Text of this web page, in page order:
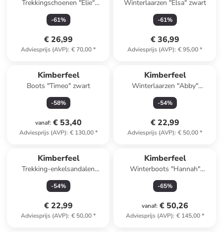
Trekkingschoenen "Elie"
beige/oranje
-61%
€ 26,99
Adviesprijs (AVP): € 70,00*
Winterlaarzen "Elsa" zwart
-61%
€ 36,99
Adviesprijs (AVP): € 95,00*
Kimberfeel
Boots "Timeo" zwart
-58%
vanaf: € 53,40
Adviesprijs (AVP): € 130,00*
Kimberfeel
Winterlaarzen "Abby"
grijs/donkerblauw
-54%
€ 22,99
Adviesprijs (AVP): € 50,00*
Kimberfeel
Trekking-enkelsandalen
"Resort" lichtroze
-54%
€ 22,99
Adviesprijs (AVP): € 50,00*
Kimberfeel
Winterboots "Hannah"
okergeel
-65%
vanaf: € 50,26
Adviesprijs (AVP): € 145,00*